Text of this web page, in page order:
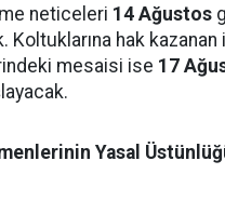
neticeleri 14 Ağustos
Koltuklarına hak
mesaisi ise 17
Yasal